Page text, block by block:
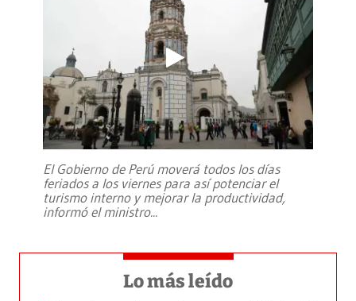
El Gobierno de Perú moverá todos los días
feriados a los viernes para así potenciar el
turismo interno y mejorar la productividad,
informó el ministro...
Lo más leído